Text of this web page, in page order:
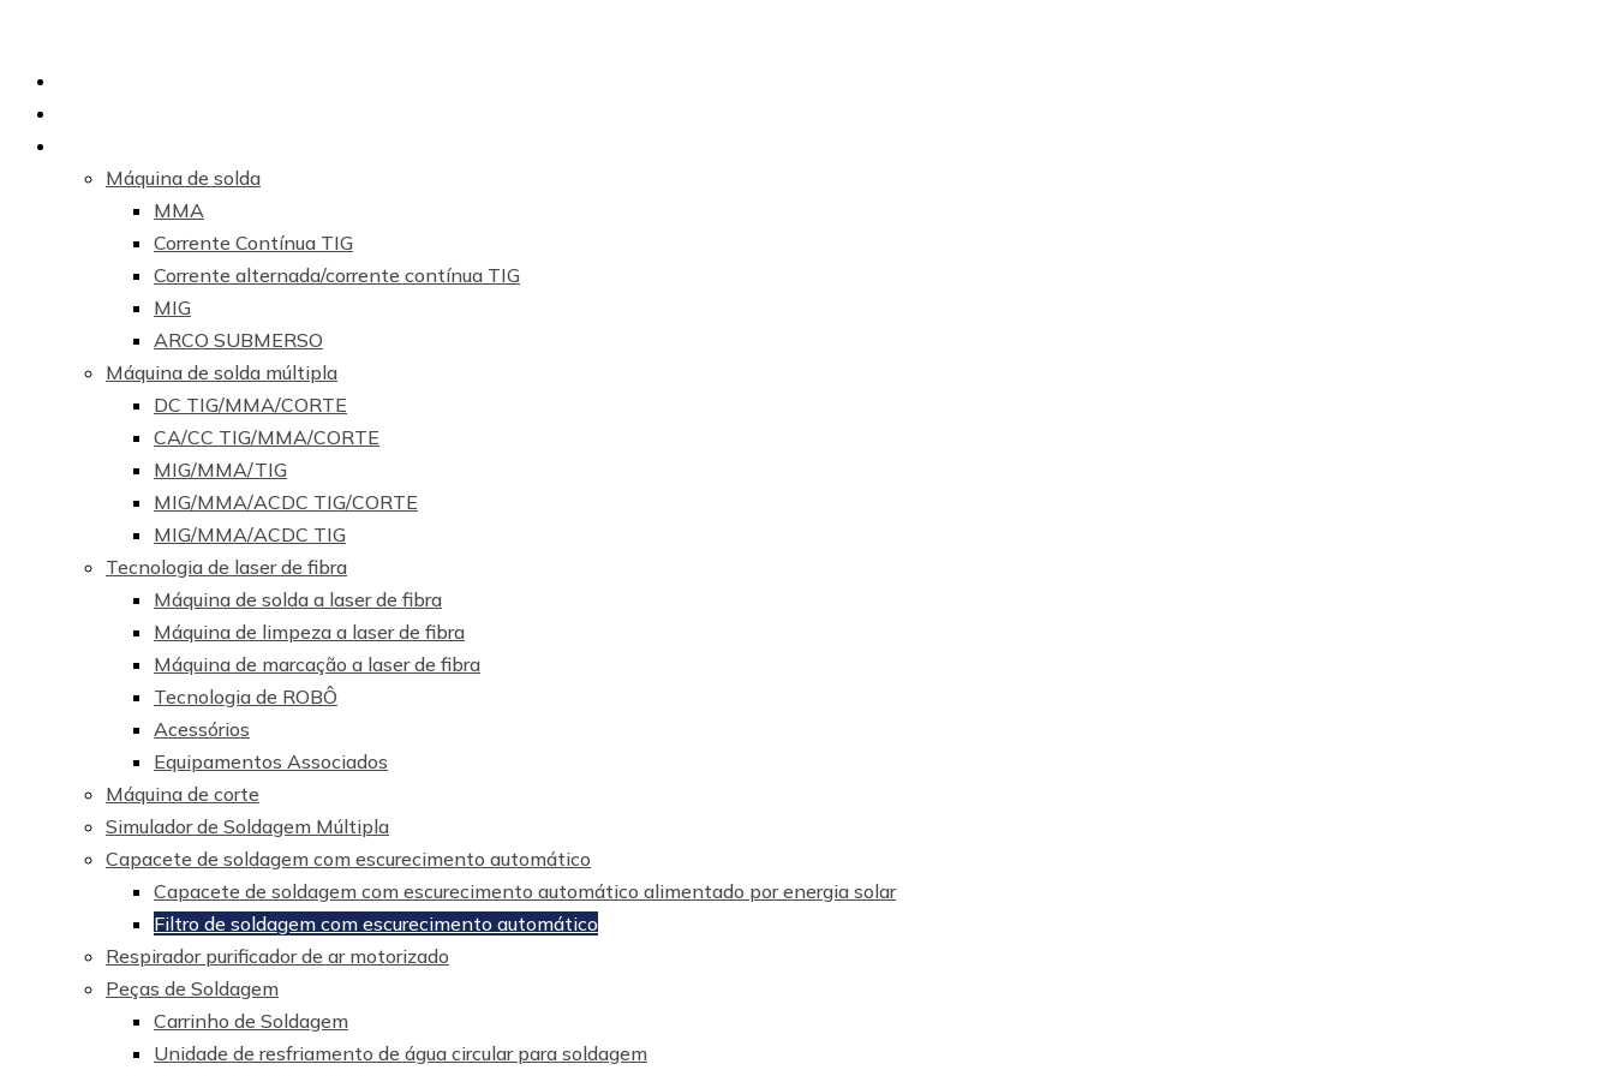
Máquina de solda
MMA
Corrente Contínua TIG
Corrente alternada/corrente contínua TIG
MIG
ARCO SUBMERSO
Máquina de solda múltipla
DC TIG/MMA/CORTE
CA/CC TIG/MMA/CORTE
MIG/MMA/TIG
MIG/MMA/ACDC TIG/CORTE
MIG/MMA/ACDC TIG
Tecnologia de laser de fibra
Máquina de solda a laser de fibra
Máquina de limpeza a laser de fibra
Máquina de marcação a laser de fibra
Tecnologia de ROBÔ
Acessórios
Equipamentos Associados
Máquina de corte
Simulador de Soldagem Múltipla
Capacete de soldagem com escurecimento automático
Capacete de soldagem com escurecimento automático alimentado por energia solar
Filtro de soldagem com escurecimento automático
Respirador purificador de ar motorizado
Peças de Soldagem
Carrinho de Soldagem
Unidade de resfriamento de água circular para soldagem